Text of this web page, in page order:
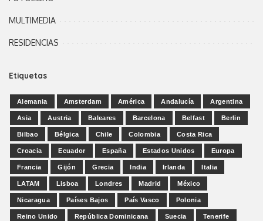
MULTIMEDIA
RESIDENCIAS
Etiquetas
Alemania Amsterdam América Andalucía Argentina
Asia Austria Baleares Barcelona Belfast Berlin
Bilbao Bélgica Chile Colombia Costa Rica
Croacia Ecuador España Estados Unidos Europa
Francia Gijón Grecia India Irlanda Italia
LATAM Lisboa Londres Madrid México
Nicaragua Países Bajos País Vasco Polonia
Reino Unido República Dominicana Suecia Tenerife